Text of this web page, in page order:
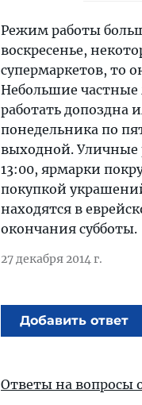
Режим работы
воскресенье,
супермаркетов, то
Небольшие частные
работать допоздна
понедельника по
выходной. Уличные
13:00, ярмарки
покупкой
находятся в
окончания субботы.
27 декабря 2014 г.
Добавить ответ
Ответы на вопросы